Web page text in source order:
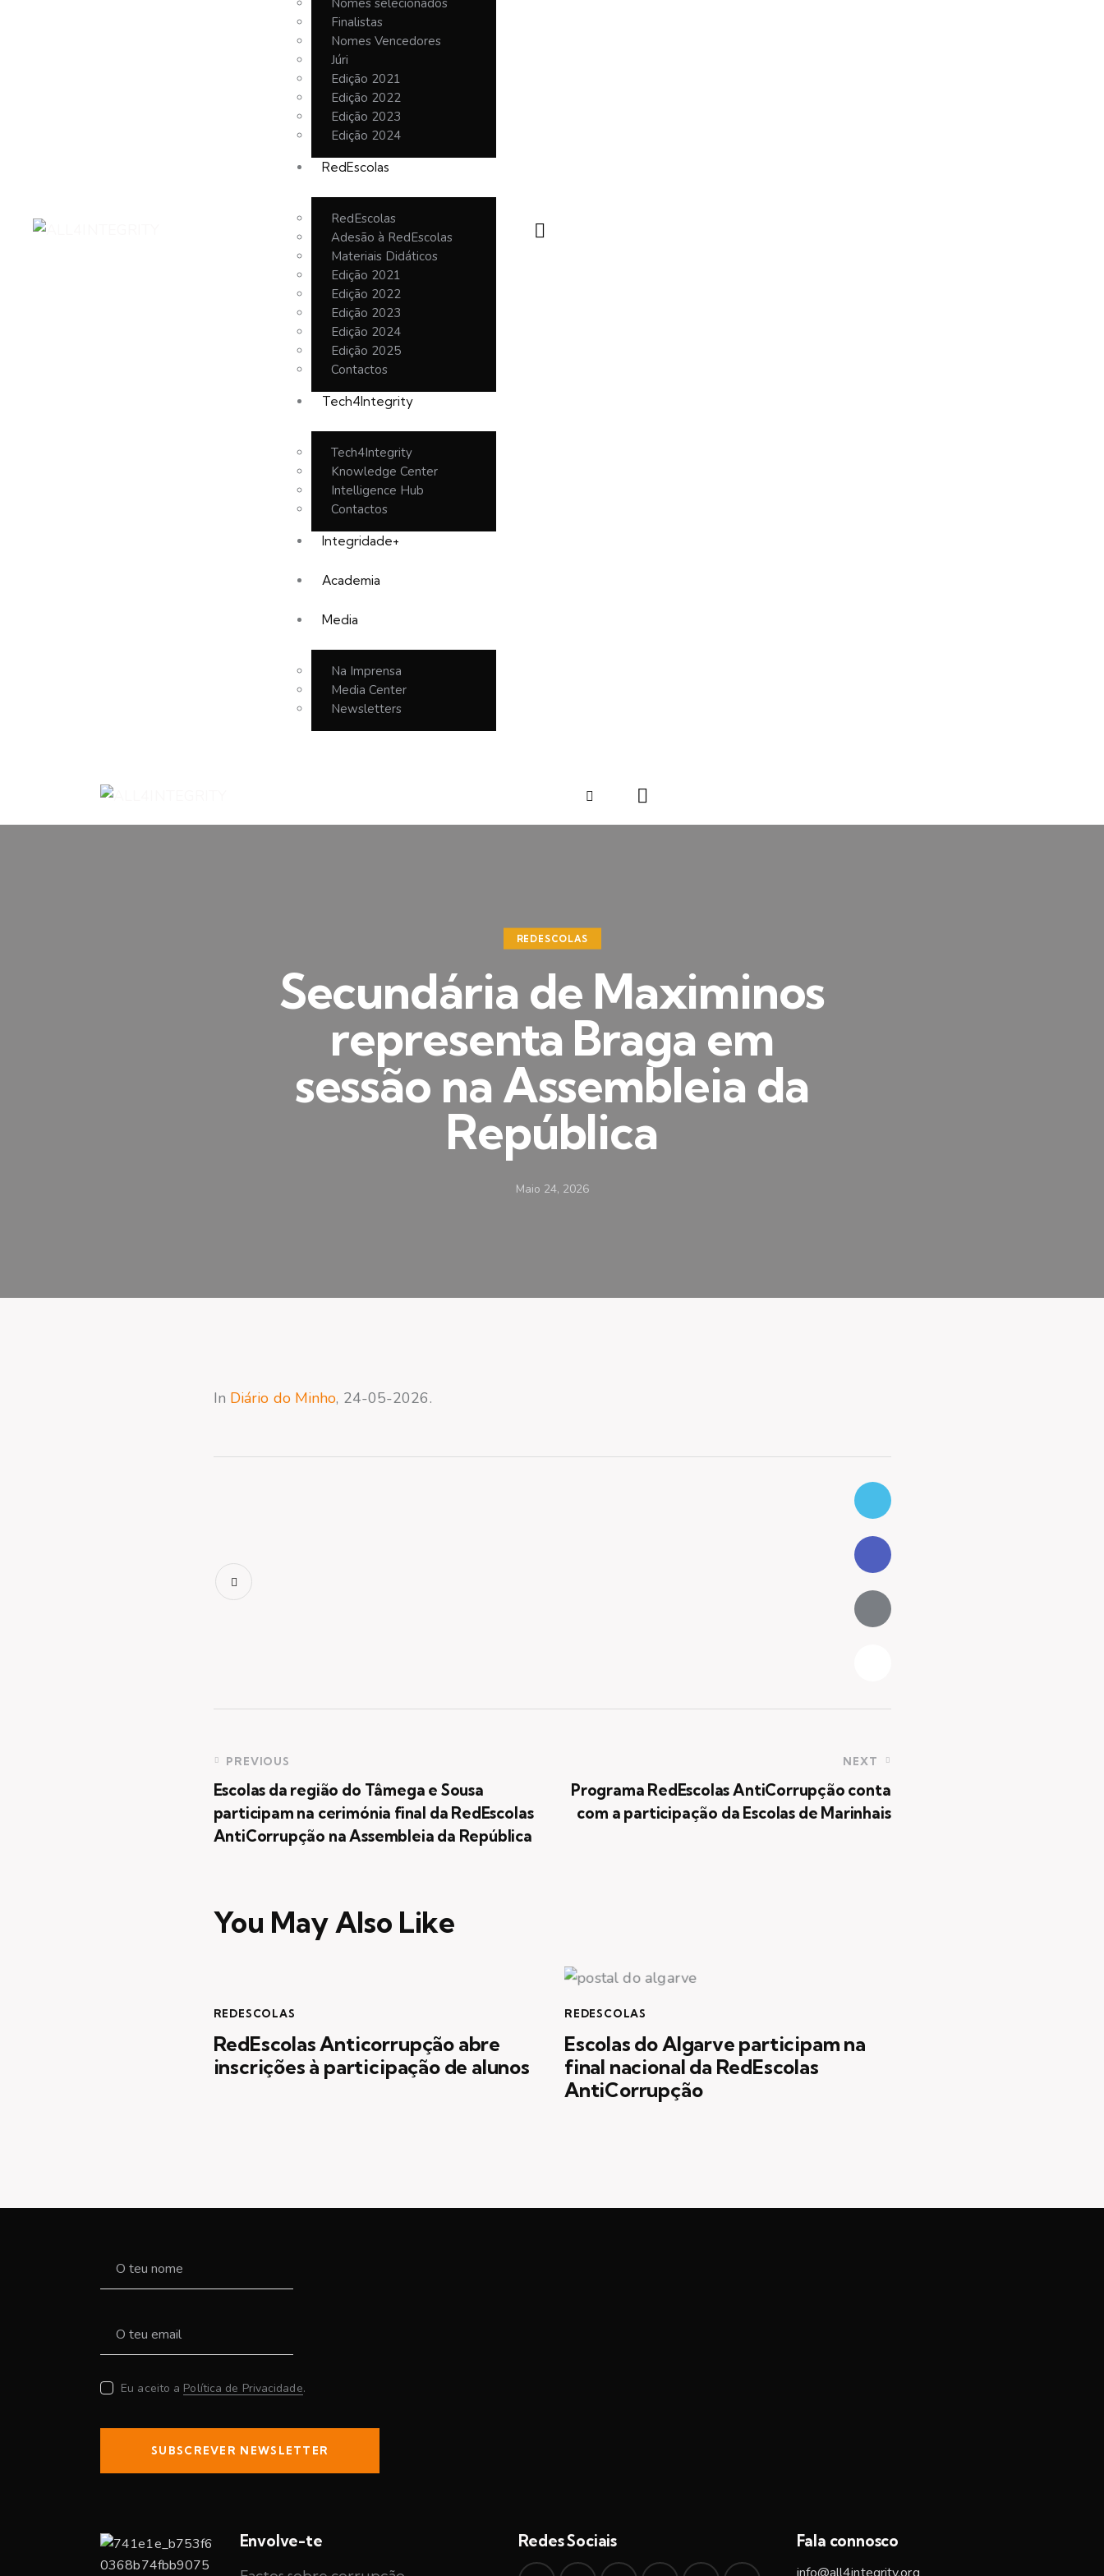
Nomes selecionados
Finalistas
Nomes Vencedores
Júri
Edição 2021
Edição 2022
Edição 2023
Edição 2024
RedEscolas
RedEscolas
Adesão à RedEscolas
Materiais Didáticos
Edição 2021
Edição 2022
Edição 2023
Edição 2024
Edição 2025
Contactos
Tech4Integrity
Tech4Integrity
Knowledge Center
Intelligence Hub
Contactos
Integridade+
Academia
Media
Na Imprensa
Media Center
Newsletters
REDESCOLAS
Secundária de Maximinos
representa Braga em
sessão na Assembleia da
República
Maio 24, 2026
In Diário do Minho, 24-05-2026.
PREVIOUS
Escolas da região do Tâmega e Sousa
participam na cerimónia final da RedEscolas
AntiCorrupção na Assembleia da República
NEXT
Programa RedEscolas AntiCorrupção conta
com a participação da Escolas de Marinhais
You May Also Like
REDESCOLAS
RedEscolas Anticorrupção abre
inscrições à participação de alunos
REDESCOLAS
Escolas do Algarve participam na
final nacional da RedEscolas
AntiCorrupção
Eu aceito a Política de Privacidade.
SUBSCREVER NEWSLETTER
Envolve-te Redes Sociais Fala connosco